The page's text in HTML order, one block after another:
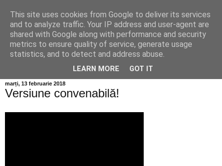
Info MILEANCA
BINE AȚI VENIT! *Jurnal online de informație și opinie;
Vineri 07 August, 2026
marți, 13 februarie 2018
Versiune convenabilă!
This site uses cookies from Google to deliver its services
and to analyze traffic. Your IP address and user-agent are
shared with Google along with performance and security
metrics to ensure quality of service, generate usage
statistics, and to detect and address abuse.
LEARN MORE GOT IT